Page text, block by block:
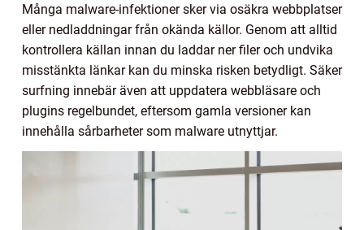
Många malware-infektioner sker via osäkra webbplatser
eller nedladdningar från okända källor. Genom att alltid
kontrollera källan innan du laddar ner filer och undvika
misstänkta länkar kan du minska risken betydligt. Säker
surfning innebär även att uppdatera webbläsare och
plugins regelbundet, eftersom gamla versioner kan
innehålla sårbarheter som malware utnyttjar.